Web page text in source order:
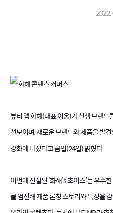
2022.
뷰티 앱 화해(대표 이웅)가 신생 브랜드
선보이며, 새로운 브랜드와 제품을 발
강화에 나섰다고 금일(24일) 밝혔다.
이번에 신설된 ‘화해’s 초이스’는 우수
를 엄선해 제품 론칭 스토리와 특징을